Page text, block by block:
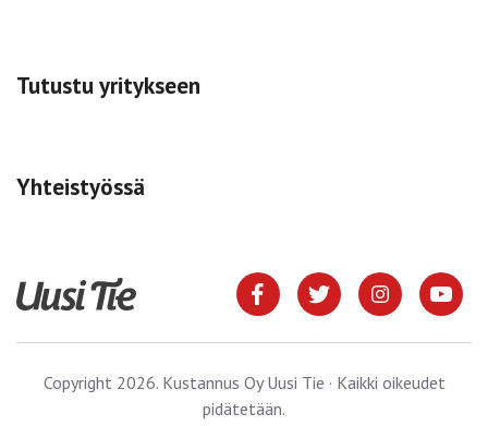
Tutustu yritykseen
Yhteistyössä
Copyright 2026. Kustannus Oy Uusi Tie · Kaikki oikeudet
pidätetään.